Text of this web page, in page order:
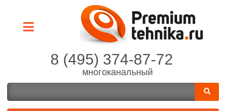
8 (495) 374-87-72
многоканальный